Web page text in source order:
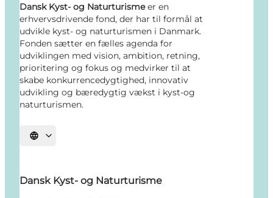
Dansk Kyst- og Naturturismeer en
erhvervsdrivende fond, der har til formål at
udvikle kyst- og naturturismen i Danmark.
Fonden sætter en fælles agenda for
udviklingen med vision, ambition, retning,
prioritering og fokus og medvirker til at
skabe konkurrencedygtighed, innovativ
udvikling og bæredygtig vækst i kyst-og
naturturismen.
Vælg sprog
Dansk Kyst- og Naturturisme